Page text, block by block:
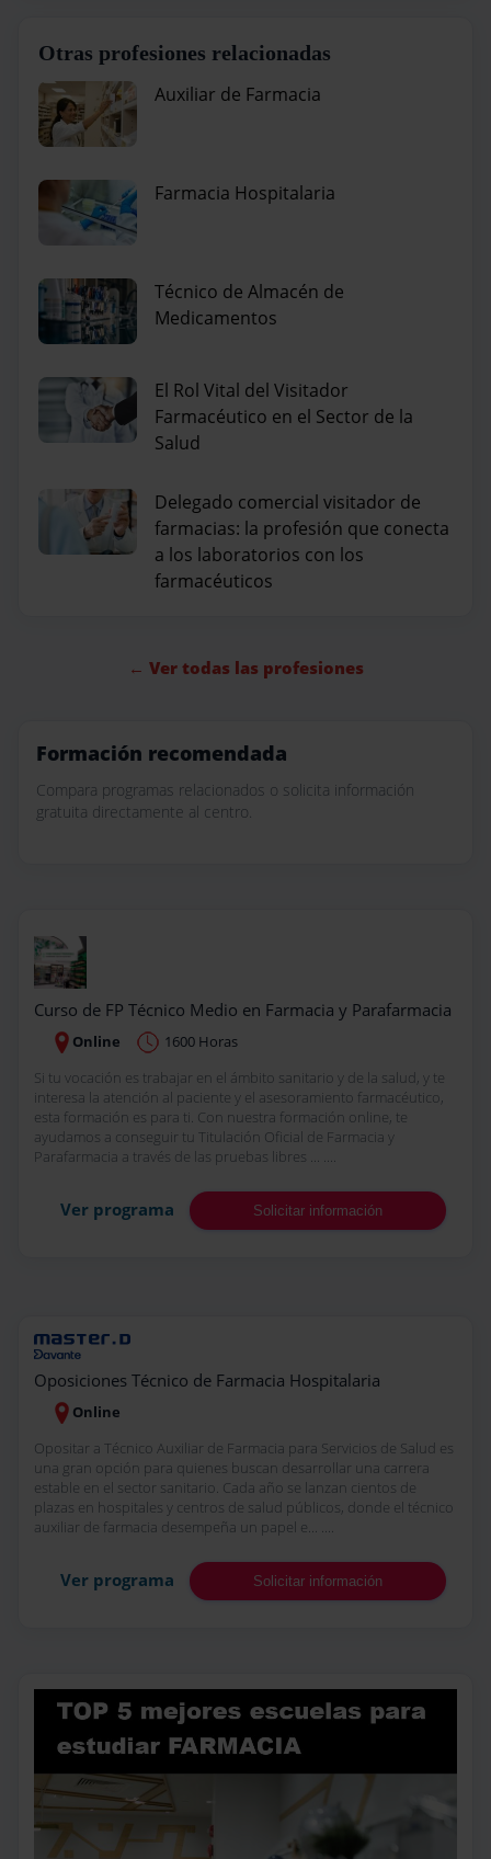
Otras profesiones relacionadas
Auxiliar de Farmacia
Farmacia Hospitalaria
Técnico de Almacén de
Medicamentos
El Rol Vital del Visitador
Farmacéutico en el Sector de la
Salud
Delegado comercial visitador de
farmacias: la profesión que conecta
a los laboratorios con los
farmacéuticos
← Ver todas las profesiones
Formación recomendada
Compara programas relacionados o solicita información
gratuita directamente al centro.
Curso de FP Técnico Medio en Farmacia y Parafarmacia
Online
1600 Horas
Si tu vocación es trabajar en el ámbito sanitario y de la salud, y te
interesa la atención al paciente y el asesoramiento farmacéutico,
esta formación es para ti. Con nuestra formación online, te
ayudamos a conseguir tu Titulación Oficial de Farmacia y
Parafarmacia a través de las pruebas libres ... ....
Ver programa Solicitar información
Oposiciones Técnico de Farmacia Hospitalaria
Online
Opositar a Técnico Auxiliar de Farmacia para Servicios de Salud es
una gran opción para quienes buscan desarrollar una carrera
estable en el sector sanitario. Cada año se lanzan cientos de
plazas en hospitales y centros de salud públicos, donde el técnico
auxiliar de farmacia desempeña un papel e... ....
Ver programa Solicitar información